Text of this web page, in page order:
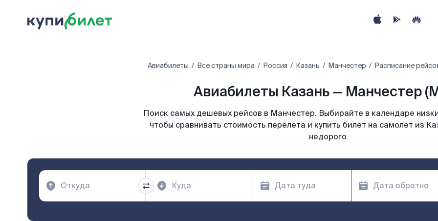
Авиабилеты Все страны мира Россия Казань Манчестер Расписание
Авиабилеты Казань — Манчестер
Поиск самых дешевых рейсов в Манчестер. Выбирайте в календаре
чтобы сравнивать стоимость перелета и купить билет на самолет из
недорого.